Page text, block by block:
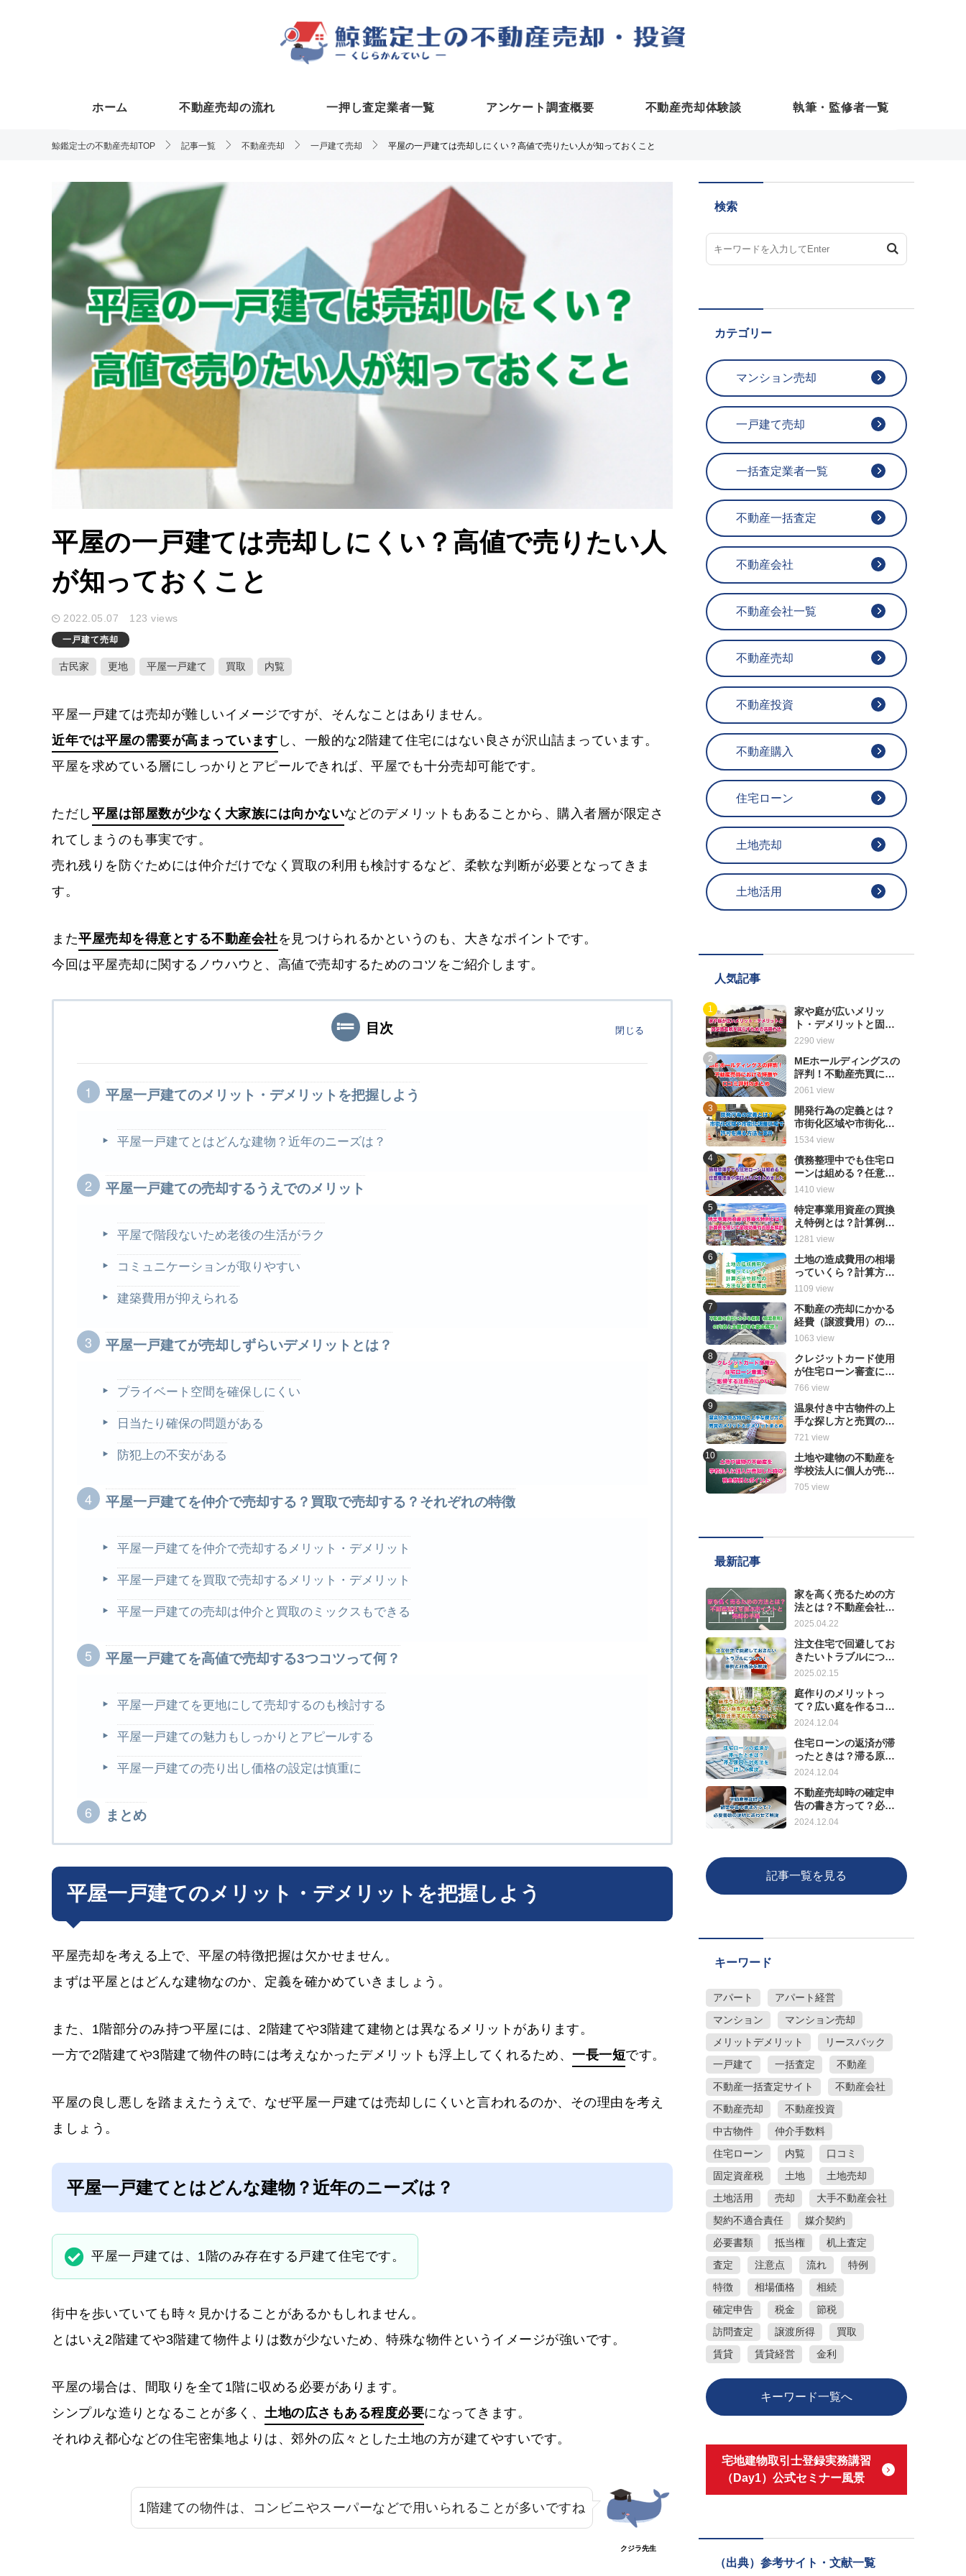
ホーム 不動産売却の流れ 一押し査定業者一覧 アンケート調査概要 不動産売却体験談 執筆・監修者一覧
鯨鑑定士の不動産売却TOP 記事一覧 不動産売却 一戸建て売却 平屋の一戸建ては売却しにくい？高値で売りたい人が知っておくこと
平屋の一戸建ては売却しにくい？高値で売りたい人
が知っておくこと
2022.05.07 123 views
一戸建て売却
古民家 更地 平屋一戸建て 買取 内覧
平屋一戸建ては売却が難しいイメージですが、そんなことはありません。
近年では平屋の需要が高まっています し、一般的な2階建て住宅にはない良さが沢山詰まっています。
平屋を求めている層にしっかりとアピールできれば、平屋でも十分売却可能です。
ただし 平屋は部屋数が少なく大家族には向かないなどのデメリットもあることから、購入者層が限定さ
れてしまうのも事実です。
売れ残りを防ぐためには仲介だけでなく買取の利用も検討するなど、柔軟な判断が必要となってきま
す。
また平屋売却を得意とする不動産会社を見つけられるかというのも、大きなポイントです。
今回は平屋売却に関するノウハウと、高値で売却するためのコツをご紹介します。
目次 閉じる
平屋一戸建てのメリット・デメリットを把握しよう
平屋一戸建てとはどんな建物？近年のニーズは？
平屋一戸建ての売却するうえでのメリット
平屋で階段ないため老後の生活がラク
コミュニケーションが取りやすい
建築費用が抑えられる
平屋一戸建てが売却しずらいデメリットとは？
プライベート空間を確保しにくい
日当たり確保の問題がある
防犯上の不安がある
平屋一戸建てを仲介で売却する？買取で売却する？それぞれの特徴
平屋一戸建てを仲介で売却するメリット・デメリット
平屋一戸建てを買取で売却するメリット・デメリット
平屋一戸建ての売却は仲介と買取のミックスもできる
平屋一戸建てを高値で売却する3つコツって何？
平屋一戸建てを更地にして売却するのも検討する
平屋一戸建ての魅力もしっかりとアピールする
平屋一戸建ての売り出し価格の設定は慎重に
まとめ
平屋一戸建てのメリット・デメリットを把握しよう
平屋売却を考える上で、平屋の特徴把握は欠かせません。
まずは平屋とはどんな建物なのか、定義を確かめていきましょう。
また、1階部分のみ持つ平屋には、2階建てや3階建て建物とは異なるメリットがあります。
一方で2階建てや3階建て物件の時には考えなかったデメリットも浮上してくれるため、 一長一短です。
平屋の良し悪しを踏まえたうえで、なぜ平屋一戸建ては売却しにくいと言われるのか、その理由を考え
ましょう。
平屋一戸建てとはどんな建物？近年のニーズは？
平屋一戸建ては、1階のみ存在する戸建て住宅です。
街中を歩いていても時々見かけることがあるかもしれません。
とはいえ2階建てや3階建て物件よりは数が少ないため、特殊な物件というイメージが強いです。
平屋の場合は、間取りを全て1階に収める必要があります。
シンプルな造りとなることが多く、 土地の広さもある程度必要になってきます。
それゆえ都心などの住宅密集地よりは、郊外の広々とした土地の方が建てやすいです。
1階建ての物件は、コンビニやスーパーなどで用いられることが多いですね
クジラ先生
検索
カテゴリー
マンション売却
一戸建て売却
一括査定業者一覧
不動産一括査定
不動産会社
不動産会社一覧
不動産売却
不動産投資
不動産購入
住宅ローン
土地売却
土地活用
人気記事
家や庭が広いメリッ
ト・デメリットと固定
資産税を減らすための
2290 view
MEホールディングスの
評判！不動産売買にお
ける特徴や口コミ評判
2061 view
開発行為の定義とは？
市街化区域や市街化調
整区域で許可を得る方
1534 view
債務整理中でも住宅ロ
ーンは組める？任意整
理後や保証人などまと
1410 view
特定事業用資産の買換
え特例とは？計算例を
用いて節税効果や内容
1281 view
土地の造成費用の相場
っていくら？計算方法
や節約の方法など徹底
1109 view
不動産の売却にかかる
経費（譲渡費用）の内
容と金額相場を徹底解
1063 view
クレジットカード使用
が住宅ローン審査に影
響する注意点について
766 view
温泉付き中古物件の上
手な探し方と売買のメ
リットとデメリットま
721 view
土地や建物の不動産を
学校法人に個人が売却
した時の税金特例とポ
705 view
最新記事
家を高く売るための方
法とは？不動産会社を
選ぶポイントと売却の
2025.04.22
注文住宅で回避してお
きたいトラブルについ
て！事例と対処法を解
2025.02.15
庭作りのメリットっ
て？広い庭を作るコス
トと有効活用する方法
2024.12.04
住宅ローンの返済が滞
ったときは？滞る原因
と対処法を詳しく解説
2024.12.04
不動産売却時の確定申
告の書き方って？必要
書類の説明とあわせて
2024.12.04
記事一覧を見る
キーワード
アパート
アパート経営
マンション
マンション売却
メリットデメリット
リースバック
一戸建て
一括査定
不動産
不動産一括査定サイト
不動産会社
不動産売却
不動産投資
中古物件
仲介手数料
住宅ローン
内覧
口コミ
固定資産税
土地
土地売却
土地活用
売却
大手不動産会社
契約不適合責任
媒介契約
必要書類
抵当権
机上査定
査定
注意点 流れ
特例
特徴
相場価格
相続
確定申告
税金
節税
訪問査定
譲渡所得
買取
賃貸
賃貸経営 金利
キーワード一覧へ
宅地建物取引士登録実務講習
（Day1）公式セミナー風景
（出典）参考サイト・文献一覧